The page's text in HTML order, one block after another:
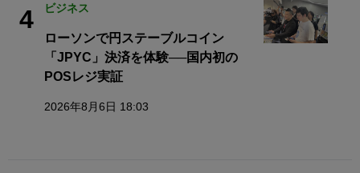
4 ビジネス
ローソンで円ステーブルコイン
「JPYC」決済を体験──国内初の
POSレジ実証
2026年8月6日 18:03